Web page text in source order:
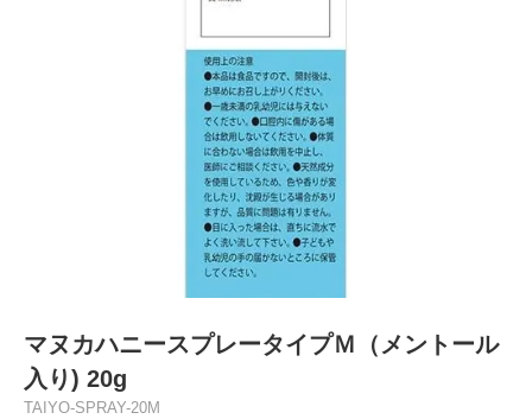
マヌカハニースプレータイプＭ（メントール
入り) 20g
TAIYO-SPRAY-20M